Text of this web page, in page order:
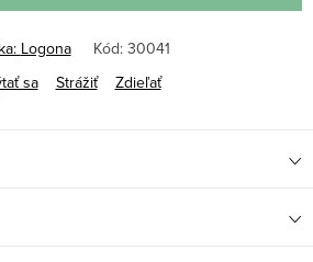
Logona Kód: 30041
sa
Strážiť Zdieľať